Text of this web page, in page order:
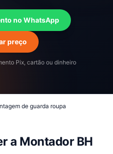
no WhatsApp
preço
Pix, cartão ou dinheiro
de guarda roupa
a Montador BH